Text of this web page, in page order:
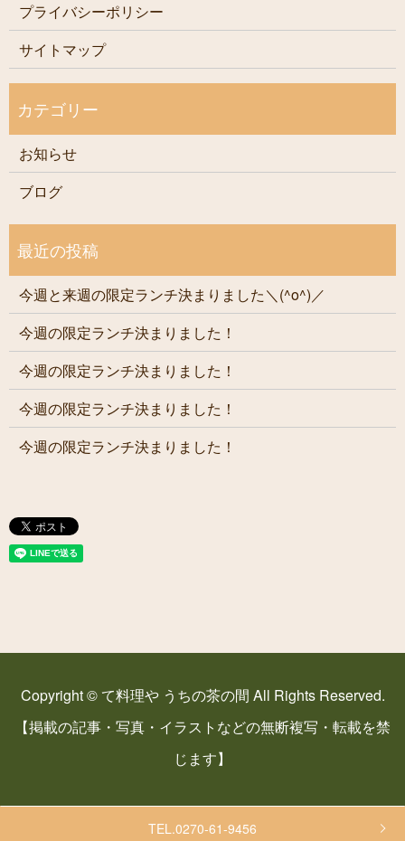
TEL.0270-61-9456
プライバシーポリシー
サイトマップ
お知らせ
ブログ
今週と来週の限定ランチ決まりました＼(^o^)／
今週の限定ランチ決まりました！
今週の限定ランチ決まりました！
今週の限定ランチ決まりました！
今週の限定ランチ決まりました！
Copyright © て料理や うちの茶の間 All Rights Reserved.
【掲載の記事・写真・イラストなどの無断複写・転載を禁
じます】